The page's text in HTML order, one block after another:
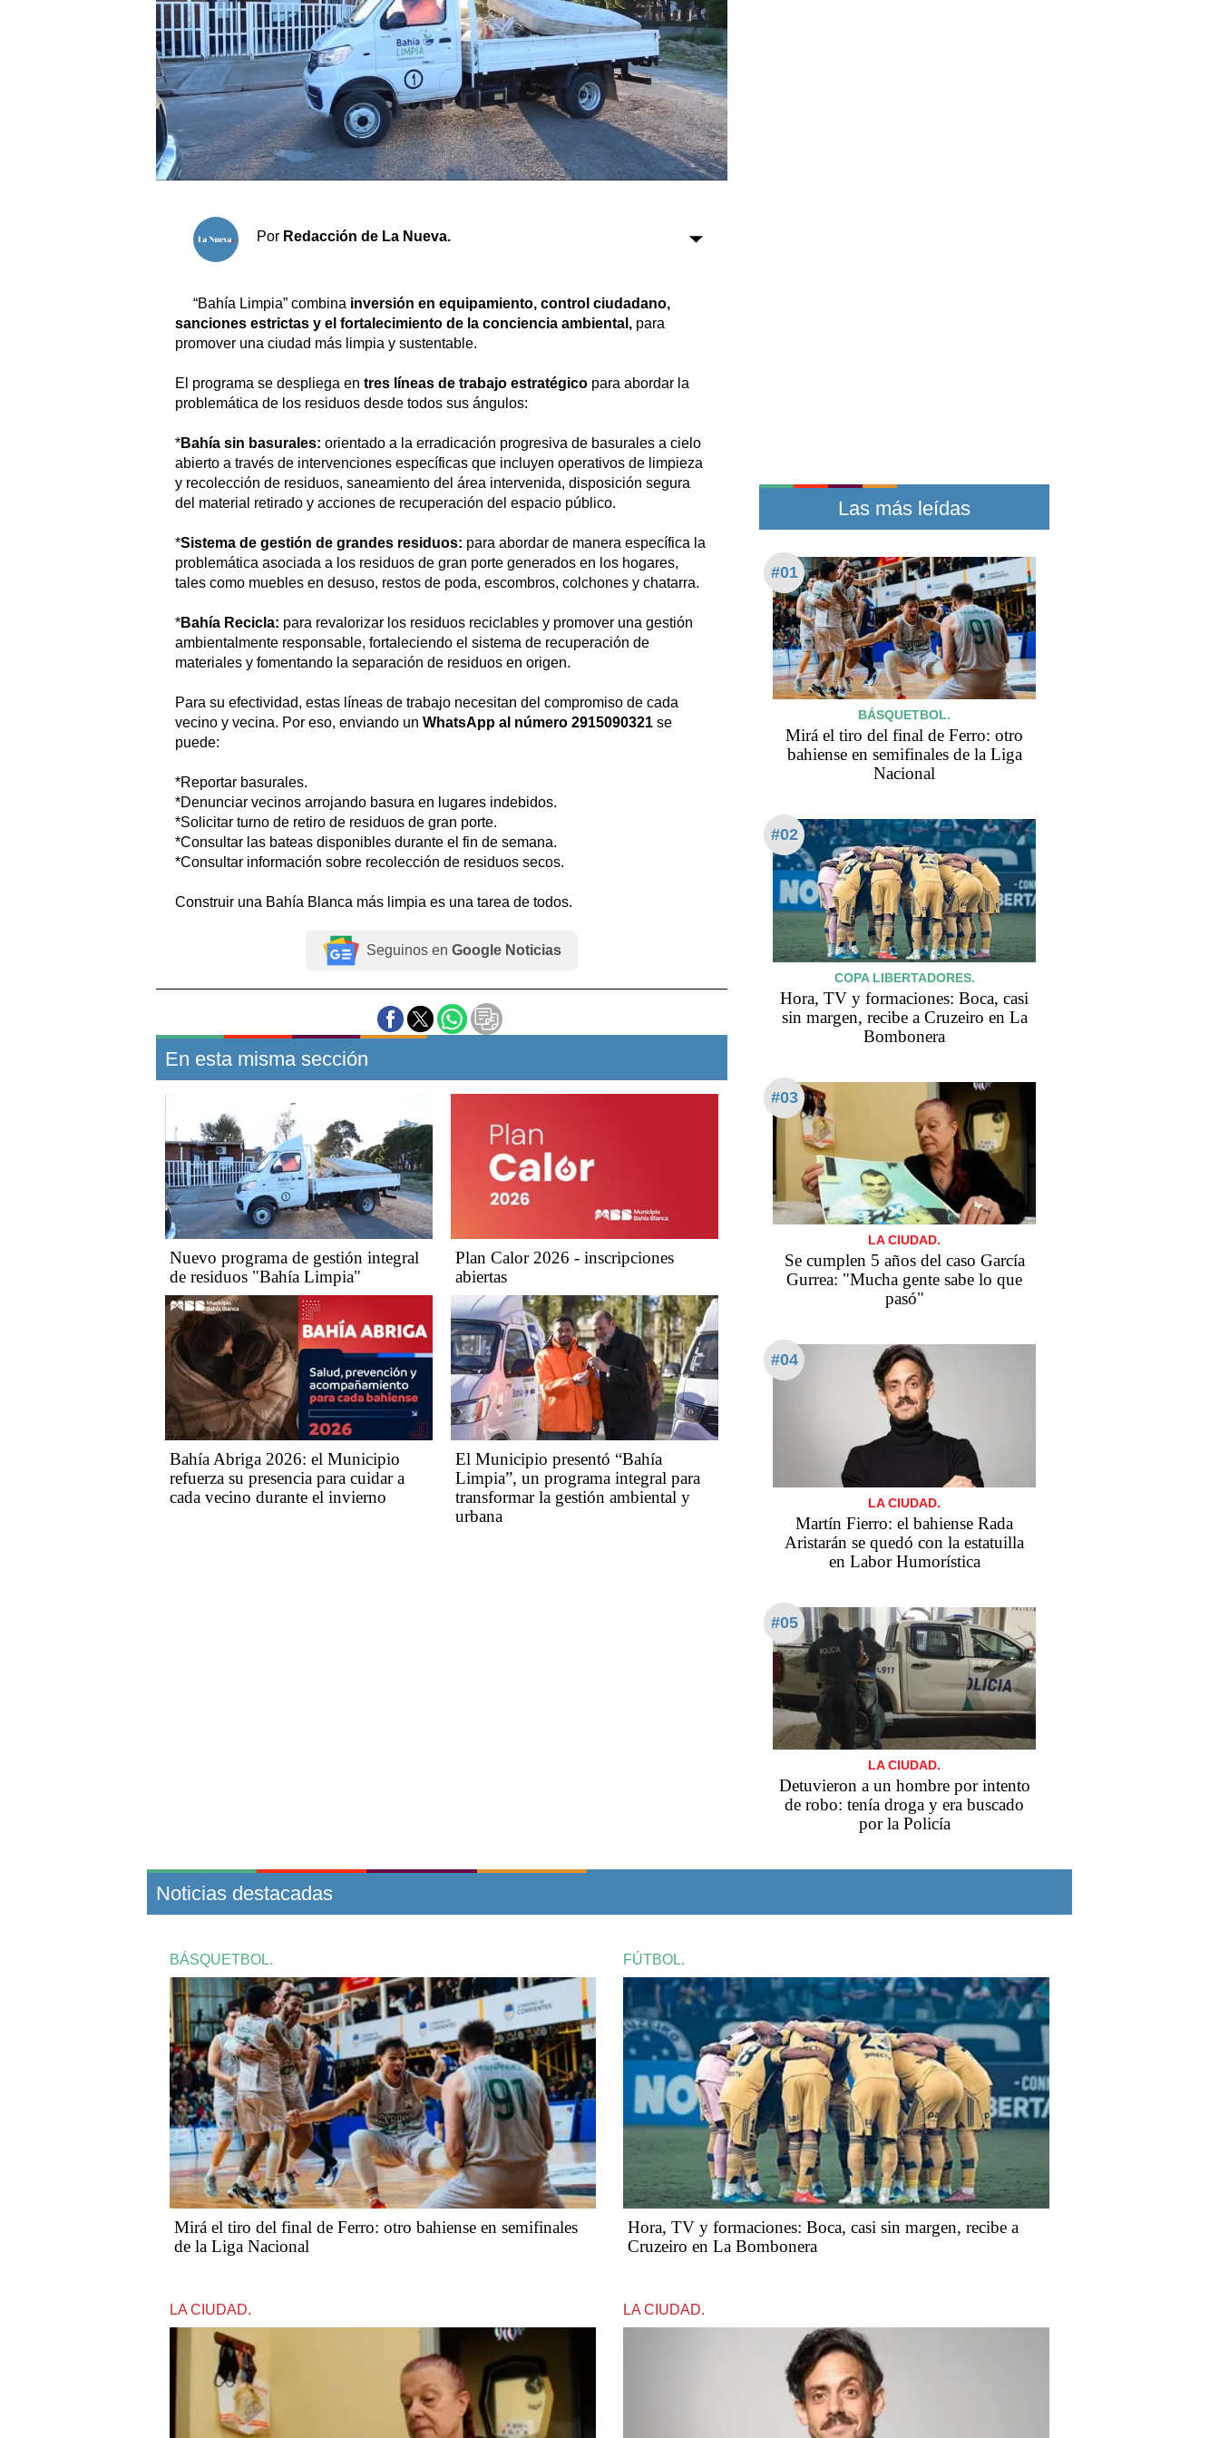
Sociedad y tiempo libre
Sociedad
Tecnología
Turismo
Salud
Es viral
El tiempo
Fúnebres
Horóscopo
Suplementos
Loterías
Datos Útiles
Edictos
Teléfonos de urgencia
Por Redacción de La Nueva.
“Bahía Limpia” combina inversión en equipamiento, control ciudadano,
sanciones estrictas y el fortalecimiento de la conciencia ambiental, para
promover una ciudad más limpia y sustentable.
El programa se despliega en tres líneas de trabajo estratégico para abordar la
problemática de los residuos desde todos sus ángulos:
*Bahía sin basurales: orientado a la erradicación progresiva de basurales a cielo
abierto a través de intervenciones específicas que incluyen operativos de limpieza
y recolección de residuos, saneamiento del área intervenida, disposición segura
del material retirado y acciones de recuperación del espacio público.
*Sistema de gestión de grandes residuos: para abordar de manera específica la
problemática asociada a los residuos de gran porte generados en los hogares,
tales como muebles en desuso, restos de poda, escombros, colchones y chatarra.
*Bahía Recicla: para revalorizar los residuos reciclables y promover una gestión
ambientalmente responsable, fortaleciendo el sistema de recuperación de
materiales y fomentando la separación de residuos en origen.
Para su efectividad, estas líneas de trabajo necesitan del compromiso de cada
vecino y vecina. Por eso, enviando un WhatsApp al número 2915090321 se
puede:
*Reportar basurales.
*Denunciar vecinos arrojando basura en lugares indebidos.
*Solicitar turno de retiro de residuos de gran porte.
*Consultar las bateas disponibles durante el fin de semana.
*Consultar información sobre recolección de residuos secos.
Construir una Bahía Blanca más limpia es una tarea de todos.
Seguinos en Google Noticias
En esta misma sección
Nuevo programa de gestión integral
de residuos "Bahía Limpia"
Plan Calor 2026 - inscripciones
abiertas
Bahía Abriga 2026: el Municipio
refuerza su presencia para cuidar a
cada vecino durante el invierno
El Municipio presentó “Bahía
Limpia”, un programa integral para
transformar la gestión ambiental y
urbana
Las más leídas
#01
BÁSQUETBOL.
Mirá el tiro del final de Ferro: otro
bahiense en semifinales de la Liga
Nacional
#02
COPA LIBERTADORES.
Hora, TV y formaciones: Boca, casi
sin margen, recibe a Cruzeiro en La
Bombonera
#03
LA CIUDAD.
Se cumplen 5 años del caso García
Gurrea: "Mucha gente sabe lo que
pasó"
#04
LA CIUDAD.
Martín Fierro: el bahiense Rada
Aristarán se quedó con la estatuilla
en Labor Humorística
#05
LA CIUDAD.
Detuvieron a un hombre por intento
de robo: tenía droga y era buscado
por la Policía
Noticias destacadas
BÁSQUETBOL.
Mirá el tiro del final de Ferro: otro bahiense en semifinales
de la Liga Nacional
FÚTBOL.
Hora, TV y formaciones: Boca, casi sin margen, recibe a
Cruzeiro en La Bombonera
LA CIUDAD. LA CIUDAD.